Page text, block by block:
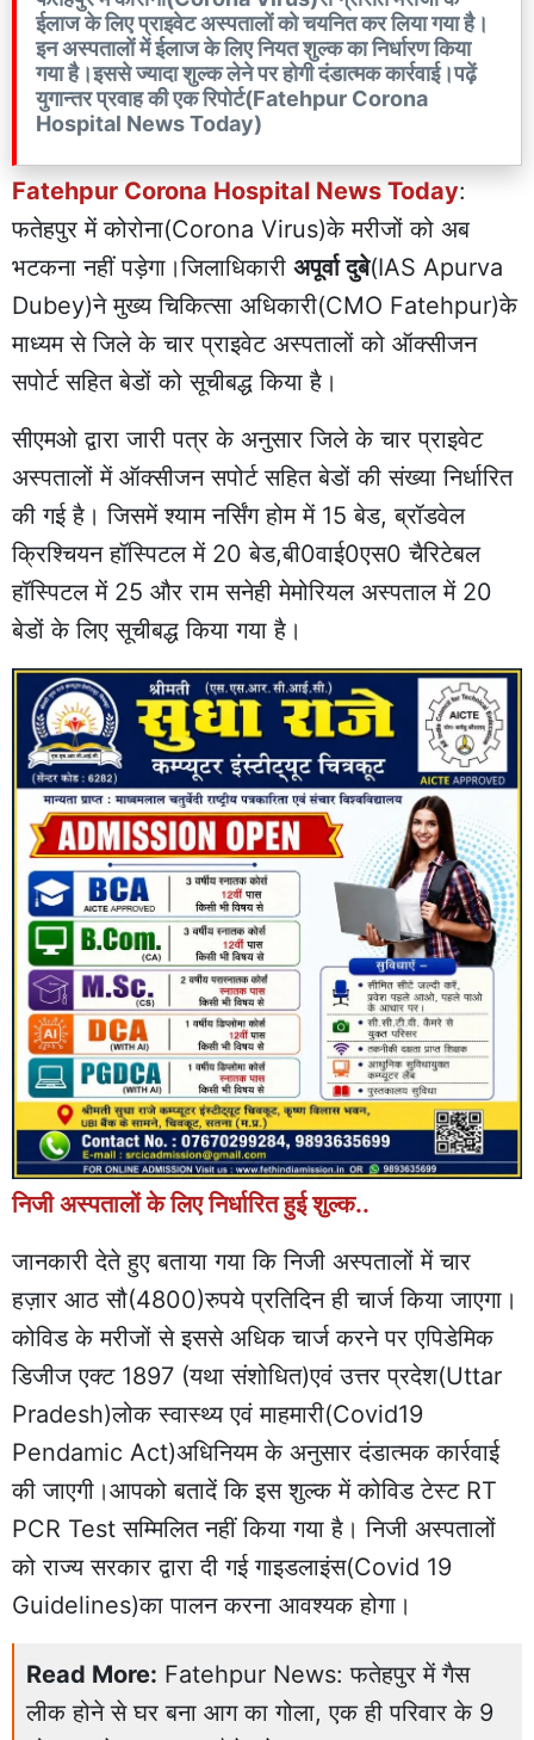
ईलाज के लिए प्राइवेट अस्पतालों को चयनित कर लिया गया है।
इन अस्पतालों में ईलाज के लिए नियत शुल्क का निर्धारण किया
गया है।इससे ज्यादा शुल्क लेने पर होगी दंडात्मक कार्रवाई।पढ़ें
युगान्तर प्रवाह की एक रिपोर्ट(Fatehpur Corona
Hospital News Today)
Fatehpur Corona Hospital News Today:
फतेहपुर में कोरोना(Corona Virus)के मरीजों को अब
भटकना नहीं पड़ेगा।जिलाधिकारी अपूर्वा दुबे(IAS Apurva
Dubey)ने मुख्य चिकित्सा अधिकारी(CMO Fatehpur)के
माध्यम से जिले के चार प्राइवेट अस्पतालों को ऑक्सीजन
सपोर्ट सहित बेडों को सूचीबद्ध किया है।
सीएमओ द्वारा जारी पत्र के अनुसार जिले के चार प्राइवेट
अस्पतालों में ऑक्सीजन सपोर्ट सहित बेडों की संख्या निर्धारित
की गई है। जिसमें श्याम नर्सिंग होम में 15 बेड, ब्रॉडवेल
क्रिश्चियन हॉस्पिटल में 20 बेड,बी0वाई0एस0 चैरिटेबल
हॉस्पिटल में 25 और राम सनेही मेमोरियल अस्पताल में 20
बेडों के लिए सूचीबद्ध किया गया है।
निजी अस्पतालों के लिए निर्धारित हुई शुल्क..
जानकारी देते हुए बताया गया कि निजी अस्पतालों में चार
हज़ार आठ सौ(4800)रुपये प्रतिदिन ही चार्ज किया जाएगा।
कोविड के मरीजों से इससे अधिक चार्ज करने पर एपिडेमिक
डिजीज एक्ट 1897 (यथा संशोधित)एवं उत्तर प्रदेश(Uttar
Pradesh)लोक स्वास्थ्य एवं माहमारी(Covid19
Pendamic Act)अधिनियम के अनुसार दंडात्मक कार्रवाई
की जाएगी।आपको बतादें कि इस शुल्क में कोविड टेस्ट RT
PCR Test सम्मिलित नहीं किया गया है। निजी अस्पतालों
को राज्य सरकार द्वारा दी गई गाइडलाइंस(Covid 19
Guidelines)का पालन करना आवश्यक होगा।
Read More: Fatehpur News: फतेहपुर में गैस
लीक होने से घर बना आग का गोला, एक ही परिवार के 9